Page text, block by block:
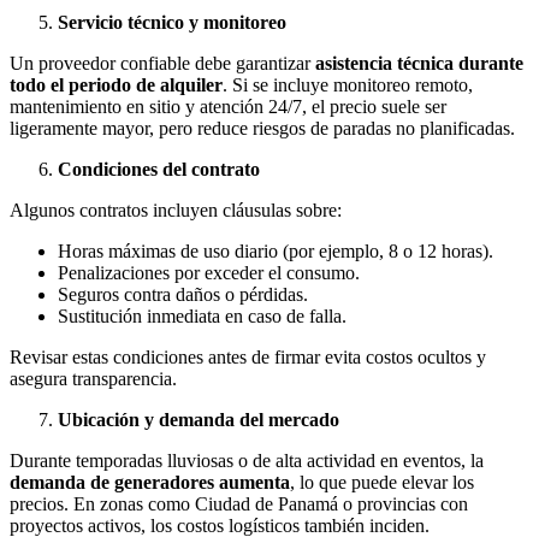
Servicio técnico y monitoreo
Un proveedor confiable debe garantizarasistencia técnica durante
todo el periodo de alquiler. Si se incluye monitoreo remoto,
mantenimiento en sitio y atención 24/7, el precio suele ser
ligeramente mayor, pero reduce riesgos de paradas no planificadas.
Condiciones del contrato
Algunos contratos incluyen cláusulas sobre:
Horas máximas de uso diario (por ejemplo, 8 o 12 horas).
Penalizaciones por exceder el consumo.
Seguros contra daños o pérdidas.
Sustitución inmediata en caso de falla.
Revisar estas condiciones antes de firmar evita costos ocultos y
asegura transparencia.
Ubicación y demanda del mercado
Durante temporadas lluviosas o de alta actividad en eventos, la
demanda de generadores aumenta, lo que puede elevar los
precios. En zonas como Ciudad de Panamá o provincias con
proyectos activos, los costos logísticos también inciden.